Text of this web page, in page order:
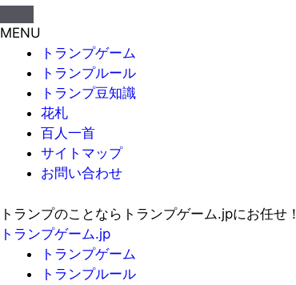
MENU
トランプゲーム
トランプルール
トランプ豆知識
花札
百人一首
サイトマップ
お問い合わせ
トランプのことならトランプゲーム.jpにお任せ！
トランプゲーム.jp
トランプゲーム
トランプルール